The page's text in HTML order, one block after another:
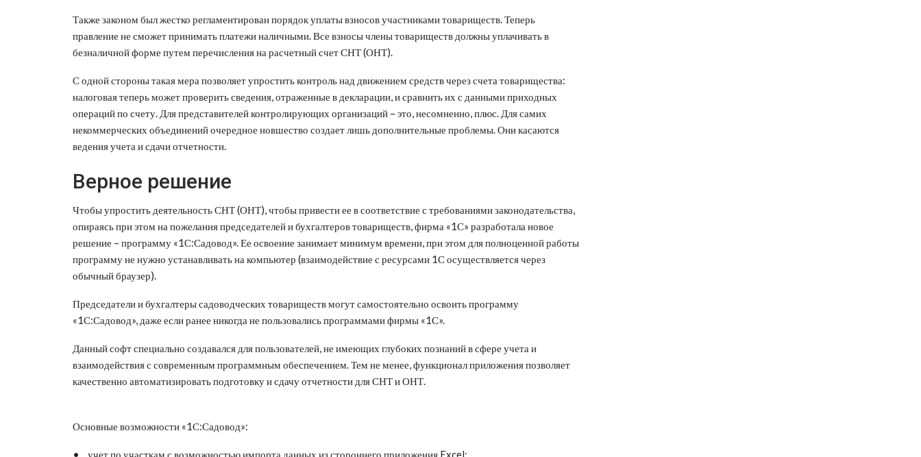
Также законом был жестко регламентирован порядок уплаты взносов участниками товариществ. Теперь
правление не сможет принимать платежи наличными. Все взносы члены товариществ должны уплачивать в
безналичной форме путем перечисления на расчетный счет СНТ (ОНТ).
С одной стороны такая мера позволяет упростить контроль над движением средств через счета товарищества:
налоговая теперь может проверить сведения, отраженные в декларации, и сравнить их с данными приходных
операций по счету. Для представителей контролирующих организаций – это, несомненно, плюс. Для самих
некоммерческих объединений очередное новшество создает лишь дополнительные проблемы. Они касаются
ведения учета и сдачи отчетности.
Верное решение
Чтобы упростить деятельность СНТ (ОНТ), чтобы привести ее в соответствие с требованиями законодательства,
опираясь при этом на пожелания председателей и бухгалтеров товариществ, фирма «1С» разработала новое
решение – программу «1С:Садовод». Ее освоение занимает минимум времени, при этом для полноценной работы
программу не нужно устанавливать на компьютер (взаимодействие с ресурсами 1С осуществляется через
обычный браузер).
Председатели и бухгалтеры садоводческих товариществ могут самостоятельно освоить программу
«1С:Садовод», даже если ранее никогда не пользовались программами фирмы «1С».
Данный софт специально создавался для пользователей, не имеющих глубоких познаний в сфере учета и
взаимодействия с современным программным обеспечением. Тем не менее, функционал приложения позволяет
качественно автоматизировать подготовку и сдачу отчетности для СНТ и ОНТ.
Основные возможности «1С:Садовод»:
• учет по участкам с возможностью импорта данных из стороннего приложения Excel;